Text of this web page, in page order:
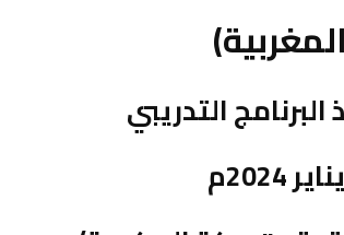
التدريبي